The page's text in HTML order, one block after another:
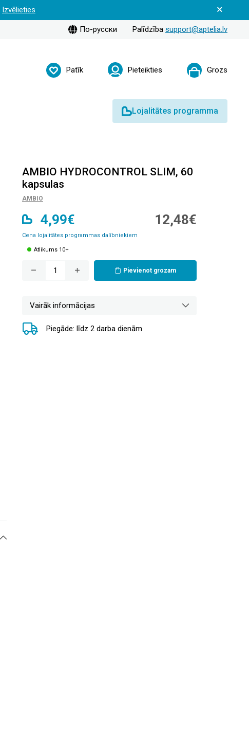
Izvēlieties
По-русски Palīdzība support@aptelia.lv
Patīk Pieteikties Grozs
Lojalitātes programma
AMBIO HYDROCONTROL SLIM, 60
kapsulas
AMBIO
4,99€
Cena lojalitātes programmas dalībniekiem
12,48€
Atlikums 10+
Pievienot grozam
Vairāk informācijas
Piegāde: līdz 2 darba dienām